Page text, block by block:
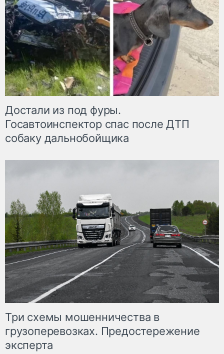
Достали из под фуры.
Госавтоинспектор спас после ДТП
собаку дальнобойщика
Три схемы мошенничества в
грузоперевозках. Предостережение
эксперта